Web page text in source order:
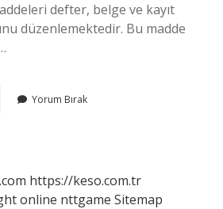
defter, belge ve kayıt
düzenlemektedir. Bu madde
Yorum Bırak
https://keso.com.tr
online nttgame Sitemap